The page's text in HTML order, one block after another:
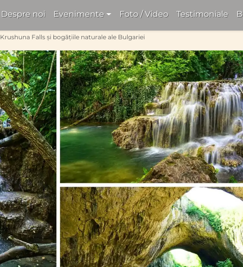
Despre noi Evenimente Foto / Video Testimoniale
Krushuna Falls și bogățiile naturale ale Bulgariei